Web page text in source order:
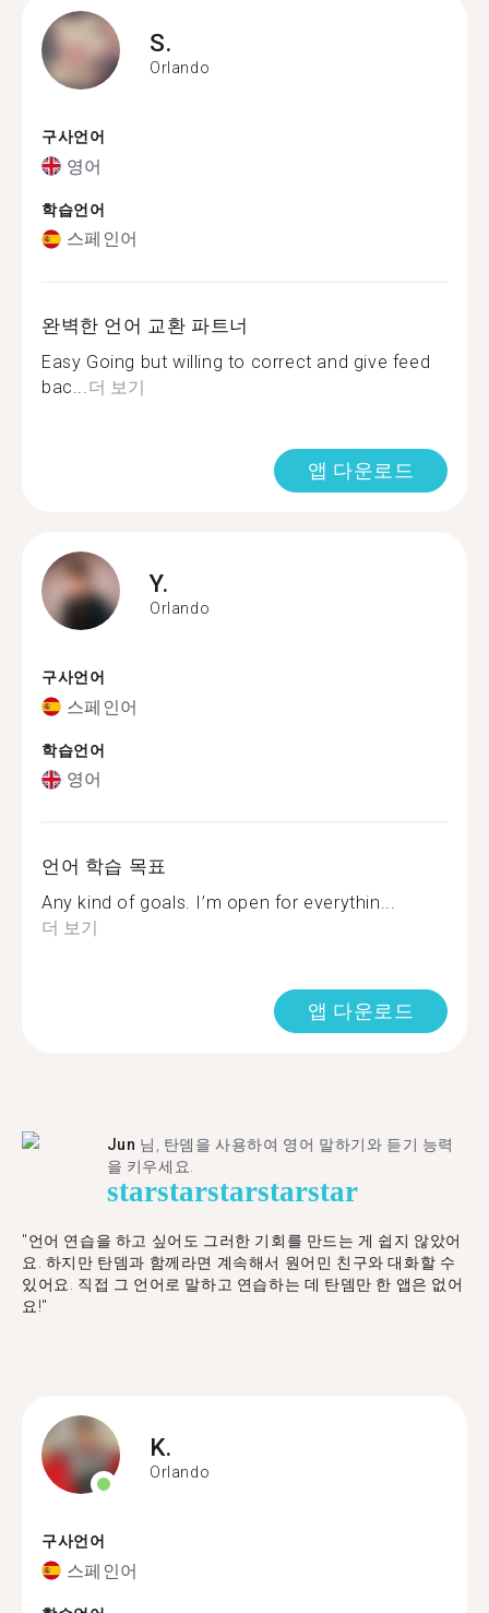
S.
Orlando
구사언어
영어
학습언어
스페인어
완벽한 언어 교환 파트너
Easy Going but willing to correct and give feed
bac...더 보기
앱 다운로드
Y.
Orlando
구사언어
스페인어
학습언어
영어
언어 학습 목표
Any kind of goals. I’m open for everythin...
더 보기
앱 다운로드
Jun 님, 탄뎀을 사용하여 영어 말하기와 듣기 능력
을 키우세요.
starstarstarstarstar
"언어 연습을 하고 싶어도 그러한 기회를 만드는 게 쉽지 않았어
요. 하지만 탄뎀과 함께라면 계속해서 원어민 친구와 대화할 수
있어요. 직접 그 언어로 말하고 연습하는 데 탄뎀만 한 앱은 없어
요!"
K.
Orlando
구사언어
스페인어